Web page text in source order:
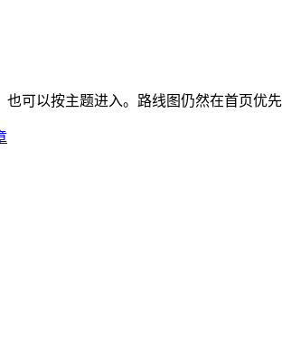
也可以按主题进入。路线图仍然在首页优